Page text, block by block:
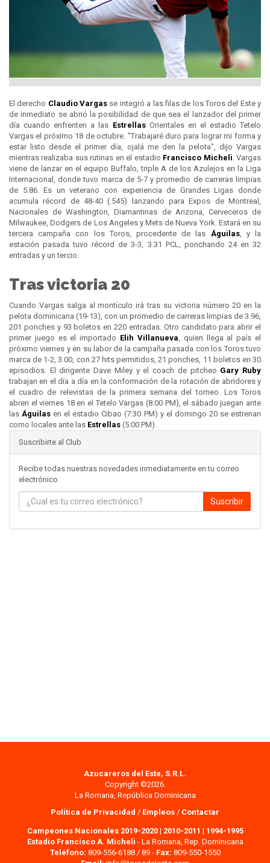
El derecho Claudio Vargas se integró a las filas de los Toros del Este y
de inmediato se abrió la posibilidad de que sea el lanzador del primer
día cuando enfrenten a las EstrellasOrientales en el estadio Tetelo
Vargas el próximo 18 de octubre. "Trabajaré duro para lograr mi forma y
estar listo desde el primer día, ojalá me den la pelota", dijo Vargas
mientras realizaba sus rutinas en el estadio Francisco Micheli. Vargas
viene de lanzar en el equipo Buffalo, triple A de los Azulejos en la Liga
Internacional, donde tuvo marca de 5-7 y promedio de carreras limpias
de 5.86. Es un veterano con experiencia de Grandes Ligas donde
acumula récord de 48-40 (.545) lanzando para Expos de Montreal,
Nacionales de Washington, Diamantinas de Arizona, Cerveceros de
Milwaukee, Dodgers de Los Angeles y Mets de Nueva York. Estará en su
tercera campaña con los Toros, procedente de las Águilas, y la
estación pasada tuvo récord de 3-3, 3.31 PCL, ponchando 24 en 32
entradas y un tercio.
Tras victoria 20
Cuando Vargas salga al montículo irá tras su victoria número 20 en la
pelota dominicana (19-13), con un promedio de carreras limpias de 3.96,
201 ponches y 93 boletos en 220 entradas. Otro candidato para abrir el
primer juego es el importado Elih Villanueva, quien llega al país el
próximo viernes y en su labor de la campaña pasada con los Toros tuvo
marca de 1-2, 3.00, con 27 hits permitidos, 21 ponches, 11 boletos en 30
episodios. El dirigente Dave Miley y el coach de pitcheo Gary Ruby
trabajan en el día a día en la conformación de la rotación de abridores y
el cuadro de relevistas de la primera semana del torneo. Los Toros
abren el viernes 18 en el Tetelo Vargas (8:00 PM), el sábado juegan ante
lasÁguilas en el estadio Cibao (7:30 PM) y el domingo 20 se estrenan
como locales ante las Estrellas (5:00 PM).
Suscribirte al Club
Recibe todas nuestras novedades inmediatamente en tu correo
electrónico.
Suscribir
Azucareros del Este, S.R.L.
Copyright ©2026.
La Romana, República Dominicana
Política de Privacidad / Empleos / Contactar
Campeones Nacionales 2019-2020| 2010-2011 | 1994-1995
Estadio Francisco A. Micheli - La Romana, Rep. Dominicana
Teléfono: 809-556-6188 / 89 - Fax: 809-550-1550